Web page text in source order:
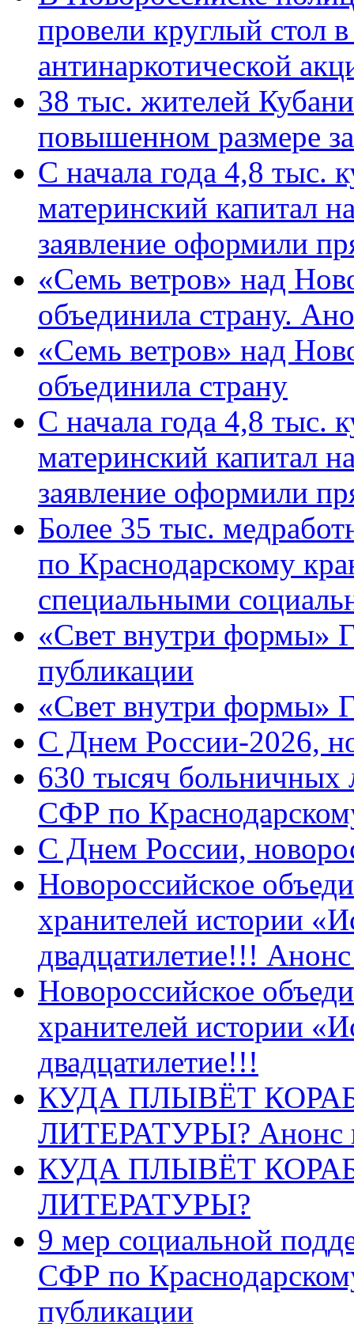
провели круглый стол
антинаркотической
38 тыс. жителей
повышенном размере
С начала года 4,8 тыс.
материнский капитал
заявление оформили
«Семь ветров» над
объединила страну.
«Семь ветров» над
объединила страну
С начала года 4,8 тыс.
материнский капитал
заявление оформили
Более 35 тыс.
по Краснодарскому
специальными
«Свет внутри формы»
публикации
«Свет внутри формы»
C Днем России-2026,
630 тысяч больничных
СФР по
C Днем России,
Новороссийское
хранителей истории
двадцатилетие!!!
Новороссийское
хранителей истории
двадцатилетие!!!
КУДА ПЛЫВЁТ
ЛИТЕРАТУРЫ? Анонс
КУДА ПЛЫВЁТ
ЛИТЕРАТУРЫ?
9 мер социальной
СФР по
публикации